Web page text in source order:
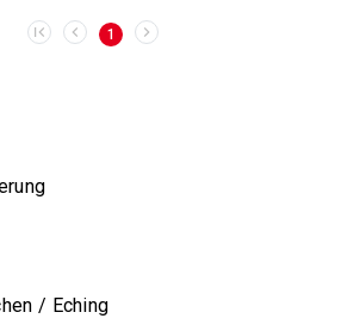
1
/ Eching